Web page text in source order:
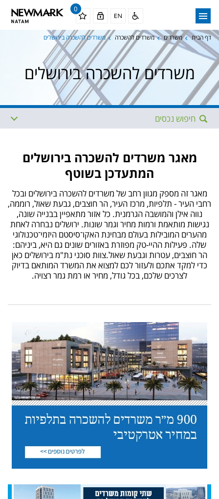
0
דף הבית משרדים משרדים להשכרה משרדים להשכרה בירושלים
משרדים להשכרה בירושלים
חיפוש נכסים
מגודל
עד גודל ממחיר
עד מחיר
מאגר משרדים להשכרה בירושלים
המתעדכן בשוטף
מאגר זה מספק מגוון רחב של משרדים להשכרה בירושלים ובכל
רחבי העיר - תלפיות, מרכז העיר, הר חוצבים, גבעת שאול, רוממה,
נווה אילן והמושבה הגרמנית. כל אזור מתאפיין בבנייה שונה,
נגישות מותאמת ורמות מחיר וגמר שונות. ירושלים נבחרה לאחת
מהערים המובילות בעולם מבחינת האקו־סיסטם היזמי־טכנולוגי
שלה. פעילות ההיי-טק מפוזרת באזורים שונים גם היא, ביניהם:
הר חוצבים, עטרות וגבעת שאול.צוות סוכני נת"מ בירושלים כאן
כדי למקד אתכם ולעזור לכם למצוא את המשרד המותאם בדיוק
לצרכים שלכם, בכל גודל, מחיר או רמת גמר רצויה.